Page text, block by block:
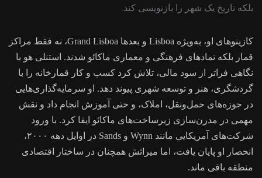
بلکه تاریخ یک شهر را بازنویسی کند.
کازینوهای او، به‌ویژه Lisboa و بعدها Grand Lisboa، نه فقط مراکز
قمار بلکه نمادهای فرهنگی و معماری ماکائو شدند. استنلی هو با
نگاهی فراتر از سود مالی، تلاش کرد کسب و کار قمارخانه را با
گردشگری، هنر و توسعه شهری پیوند دهد. او سرمایه‌گذاری‌هایی
در حوزه‌های حمل‌ونقل، املاک، و حتی آموزش انجام داد و نقش
مهمی در مدرن‌سازی زیرساخت‌های ماکائو ایفا کرد. با ورود
شرکت‌های آمریکایی مانند Wynn و Sands در اوایل دهه ۲۰۰۰،
انحصار او پایان یافت، اما میراثش همچنان در ساختار اقتصادی
منطقه باقی ماند.